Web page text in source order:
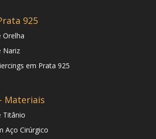
925
Orelha
Nariz
em Prata 925
Materiais
Titânio
Aço Cirúrgico